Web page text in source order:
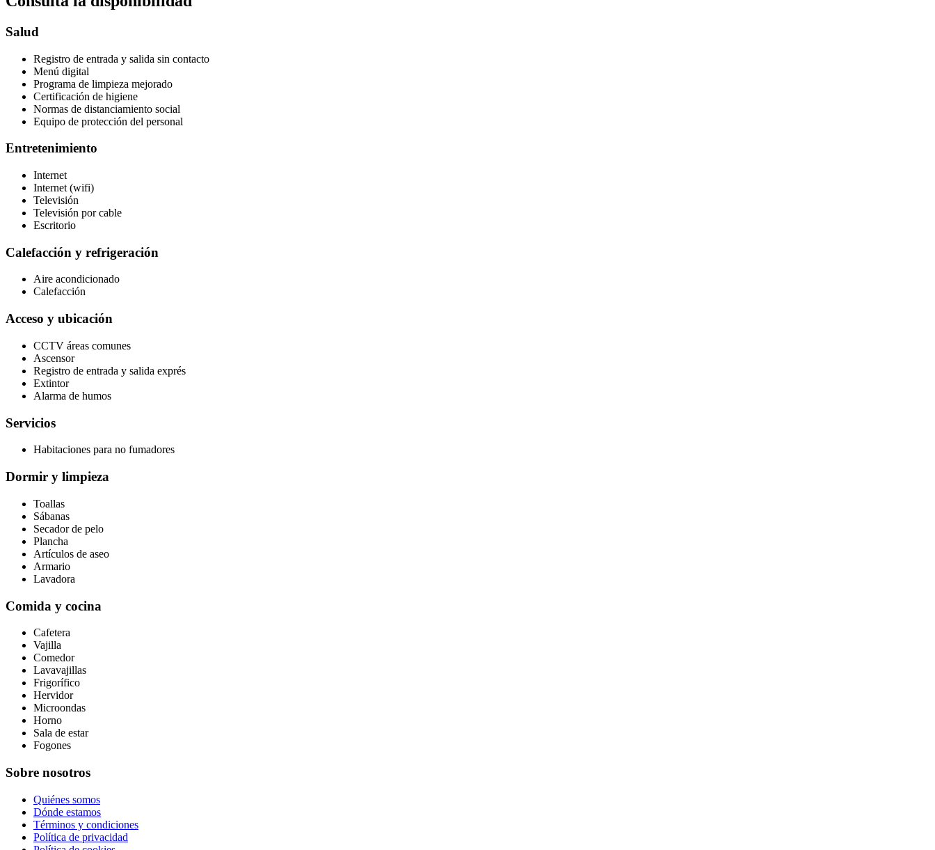
Salud
Registro de entrada y salida sin contacto
Menú digital
Programa de limpieza mejorado
Certificación de higiene
Normas de distanciamiento social
Equipo de protección del personal
Entretenimiento
Internet
Internet (wifi)
Televisión
Televisión por cable
Escritorio
Calefacción y refrigeración
Aire acondicionado
Calefacción
Acceso y ubicación
CCTV áreas comunes
Ascensor
Registro de entrada y salida exprés
Extintor
Alarma de humos
Servicios
Habitaciones para no fumadores
Dormir y limpieza
Toallas
Sábanas
Secador de pelo
Plancha
Artículos de aseo
Armario
Lavadora
Comida y cocina
Cafetera
Vajilla
Comedor
Lavavajillas
Frigorífico
Hervidor
Microondas
Horno
Sala de estar
Fogones
Sobre nosotros
Quiénes somos
Dónde estamos
Términos y condiciones
Política de privacidad